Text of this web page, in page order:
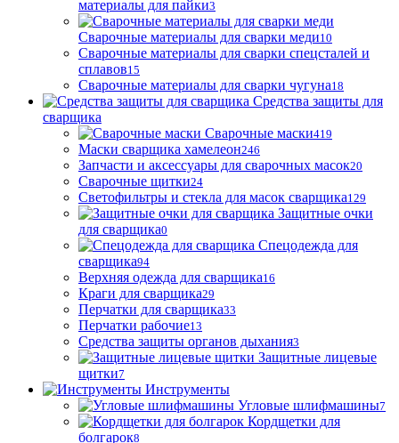
материалы для пайки3
Сварочные материалы для сварки меди10
Сварочные материалы для сварки спецсталей и
сплавов15
Сварочные материалы для сварки чугуна18
Средства защиты для
сварщика
Сварочные маски419
Маски сварщика хамелеон246
Запчасти и аксессуары для сварочных масок20
Сварочные щитки24
Светофильтры и стекла для масок сварщика129
Защитные очки
для сварщика0
Спецодежда для
сварщика94
Верхняя одежда для сварщика16
Краги для сварщика29
Перчатки для сварщика33
Перчатки рабочие13
Средства защиты органов дыхания3
Защитные лицевые
щитки7
Инструменты
Угловые шлифмашины7
Кордщетки для
болгарок8